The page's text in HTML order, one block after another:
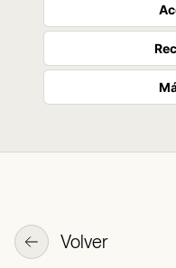
Volver